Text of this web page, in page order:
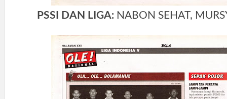
PSSI DAN LIGA: NABON SEHAT,